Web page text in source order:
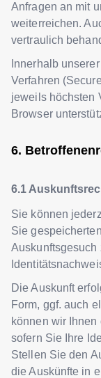
Anfragen an mit
weiterreichen.
vertraulich
Innerhalb
Verfahren
jeweils höchsten
Browser
Sie können
Sie
Auskunftsgesuch
Die Auskunft
Form, ggf. auch
können wir
sofern Sie Ihre
Stellen Sie den
die Auskünfte in